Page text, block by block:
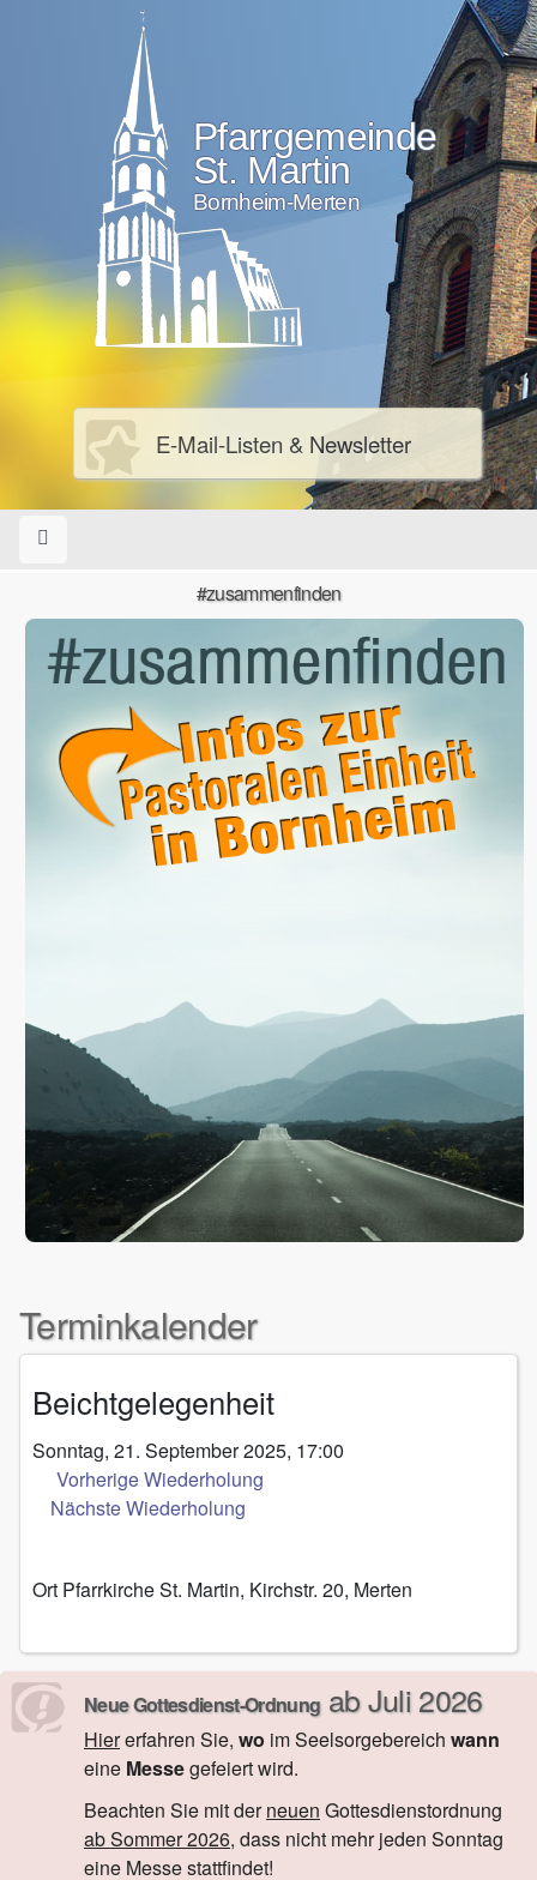
Pfarrgemeinde
St. Martin
Bornheim-Merten
E-Mail-Listen & Newsletter
#zusammenfinden
Terminkalender
Beichtgelegenheit
Sonntag, 21. September 2025, 17:00
Vorherige Wiederholung
Nächste Wiederholung
Ort Pfarrkirche St. Martin, Kirchstr. 20, Merten
Neue Gottesdienst-Ordnungab Juli 2026
Hiererfahren Sie, wo im Seelsorgebereich wann
eine Messegefeiert wird.
Beachten Sie mit derneuen Gottesdienstordnung
ab Sommer 2026, dass nicht mehr jeden Sonntag
eine Messe stattfindet!